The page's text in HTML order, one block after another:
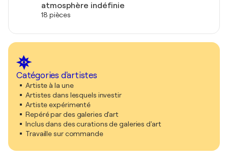
atmosphère indéfinie
18 pièces
Catégories d'artistes
Artiste à la une
Artistes dans lesquels investir
Artiste expérimenté
Repéré par des galeries d'art
Inclus dans des curations de galeries d'art
Travaille sur commande